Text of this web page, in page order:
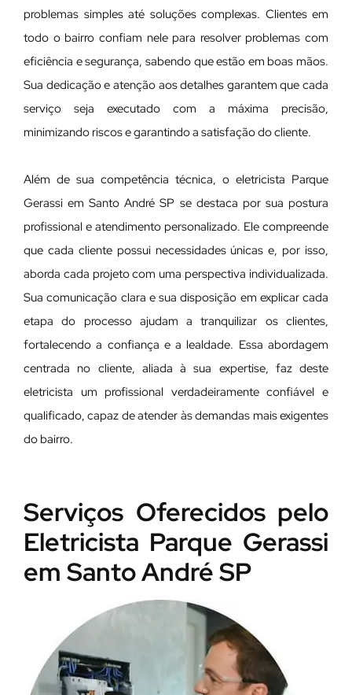
problemas simples até soluções complexas. Clientes em
todo o bairro confiam nele para resolver problemas com
eficiência e segurança, sabendo que estão em boas mãos.
Sua dedicação e atenção aos detalhes garantem que cada
serviço seja executado com a máxima precisão,
minimizando riscos e garantindo a satisfação do cliente.
Além de sua competência técnica, o eletricista Parque
Gerassi em Santo André SP se destaca por sua postura
profissional e atendimento personalizado. Ele compreende
que cada cliente possui necessidades únicas e, por isso,
aborda cada projeto com uma perspectiva individualizada.
Sua comunicação clara e sua disposição em explicar cada
etapa do processo ajudam a tranquilizar os clientes,
fortalecendo a confiança e a lealdade. Essa abordagem
centrada no cliente, aliada à sua expertise, faz deste
eletricista um profissional verdadeiramente confiável e
qualificado, capaz de atender às demandas mais exigentes
do bairro.
Serviços Oferecidos pelo
Eletricista Parque Gerassi
em Santo André SP